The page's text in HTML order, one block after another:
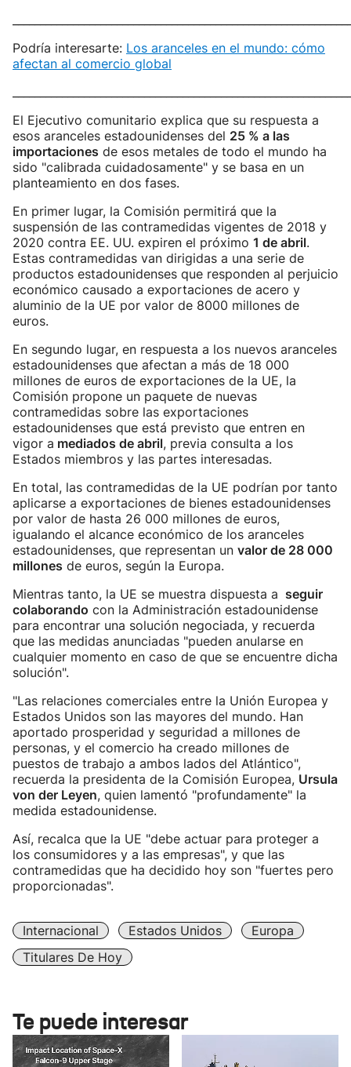
Podría interesarte: Los aranceles en el mundo: cómo
afectan al comercio global
El Ejecutivo comunitario explica que su respuesta a
esos aranceles estadounidenses del 25 % a las
importaciones de esos metales de todo el mundo ha
sido "calibrada cuidadosamente" y se basa en un
planteamiento en dos fases.
En primer lugar, la Comisión permitirá que la
suspensión de las contramedidas vigentes de 2018 y
2020 contra EE. UU. expiren el próximo 1 de abril.
Estas contramedidas van dirigidas a una serie de
productos estadounidenses que responden al perjuicio
económico causado a exportaciones de acero y
aluminio de la UE por valor de 8000 millones de
euros.
En segundo lugar, en respuesta a los nuevos aranceles
estadounidenses que afectan a más de 18 000
millones de euros de exportaciones de la UE, la
Comisión propone un paquete de nuevas
contramedidas sobre las exportaciones
estadounidenses que está previsto que entren en
vigor a mediados de abril, previa consulta a los
Estados miembros y las partes interesadas.
En total, las contramedidas de la UE podrían por tanto
aplicarse a exportaciones de bienes estadounidenses
por valor de hasta 26 000 millones de euros,
igualando el alcance económico de los aranceles
estadounidenses, que representan un valor de 28 000
millones de euros, según la Europa.
Mientras tanto, la UE se muestra dispuesta a seguir
colaborando con la Administración estadounidense
para encontrar una solución negociada, y recuerda
que las medidas anunciadas "pueden anularse en
cualquier momento en caso de que se encuentre dicha
solución".
"Las relaciones comerciales entre la Unión Europea y
Estados Unidos son las mayores del mundo. Han
aportado prosperidad y seguridad a millones de
personas, y el comercio ha creado millones de
puestos de trabajo a ambos lados del Atlántico",
recuerda la presidenta de la Comisión Europea, Ursula
von der Leyen, quien lamentó "profundamente" la
medida estadounidense.
Así, recalca que la UE "debe actuar para proteger a
los consumidores y a las empresas", y que las
contramedidas que ha decidido hoy son "fuertes pero
proporcionadas".
Internacional Estados Unidos
Europa
Titulares De Hoy
Te puede interesar